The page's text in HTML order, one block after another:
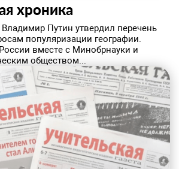
хроника
Путин утвердил перечень
популяризации географии.
вместе с Минобрнауки и
обществом...